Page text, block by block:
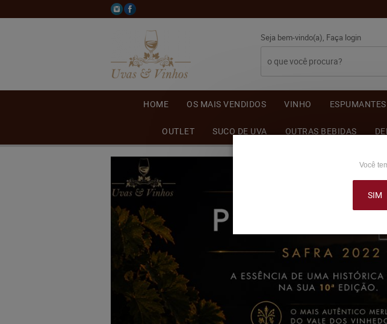
Seja bem-vindo(a), Faça login
HOME OS MAIS VENDIDOS VINHO ESPUMANTES
OUTLET SUCO DE UVA OUTRAS BEBIDAS
Você
SIM